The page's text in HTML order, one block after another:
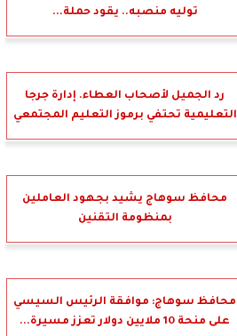
توليه منصبه.. يقود حملة...
رد الجميل لأصحاب العطاء. إدارة جرجا
التعليمية تحتفي برموز التعليم المجتمعي
محافظ سوهاج يشيد بجهود العاملين
بمنظومة التقنين
محافظ سوهاج: موافقة الرئيس السيسي
على منحة 10 ملايين دولار تعزز مسيرة...